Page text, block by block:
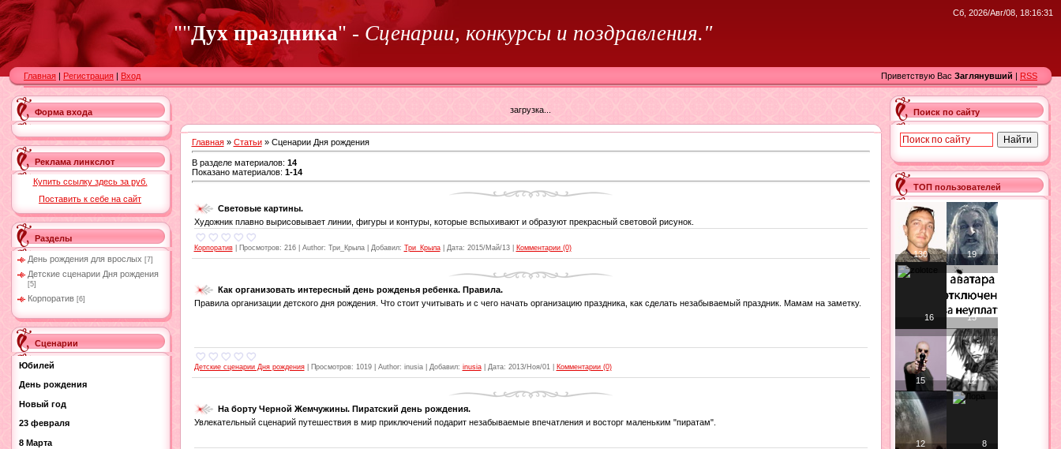
""Дух праздника" - Сценарии, конкурсы и поздравления."
Сб, 2026/Авг/08, 18:16:31
Главная | Регистрация | Вход Приветствую Вас Заглянувший | RSS
Форма входа
Реклама линкслот
Купить ссылку здесь за руб.
Поставить к себе на сайт
Разделы
День рождения для врослых [7]
Детские сценарии Дня рождения
[5]
Корпоратив [6]
Сценарии
Юбилей
День рождения
Новый год
23 февраля
8 Марта
загрузка...
Главная» Статьи» Сценарии Дня рождения
В разделе материалов: 14
Показано материалов: 1-14
Световые картины.
Художник плавно вырисовывает линии, фигуры и контуры, которые вспыхивают и образуют прекрасный световой рисунок.
Корпоратив| Просмотров: 216| Author: Три_Крыла| Добавил: Три_Крыла| Дата: 2015/Май/13 Комментарии (0)
Как организовать интересный день рожденья ребенка. Правила.
Правила организации детского дня рождения. Что стоит учитывать и с чего начать организацию праздника, как сделать незабываемый праздник. Мамам на заметку.
Детские сценарии Дня рождения| Просмотров: 1019| Author: inusia| Добавил: inusia| Дата: 2013/Ноя/01 Комментарии (0)
На борту Черной Жемчужины. Пиратский день рождения.
Увлекательный сценарий путешествия в мир приключений подарит незабываемые впечатления и восторг маленьким "пиратам".
Поиск по сайту
ТОП пользователей
130 19
16 15
15 12
12 8